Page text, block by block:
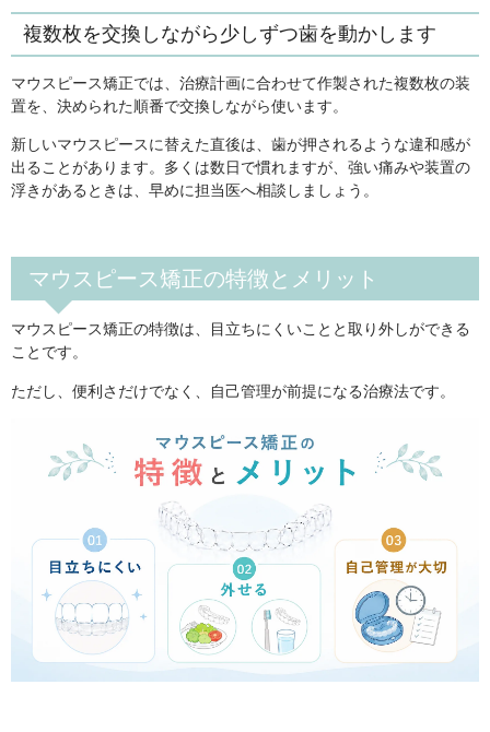
複数枚を交換しながら少しずつ歯を動かします
マウスピース矯正では、治療計画に合わせて作製された複数枚の装
置を、決められた順番で交換しながら使います。
新しいマウスピースに替えた直後は、歯が押されるような違和感が
出ることがあります。多くは数日で慣れますが、強い痛みや装置の
浮きがあるときは、早めに担当医へ相談しましょう。
マウスピース矯正の特徴とメリット
マウスピース矯正の特徴は、目立ちにくいことと取り外しができる
ことです。
ただし、便利さだけでなく、自己管理が前提になる治療法です。